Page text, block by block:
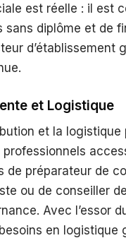
est réelle : il est
sans diplôme et de
d’établissement
et Logistique
et la logistique
de préparateur de
ou de conseiller
Avec l’essor
en logistique